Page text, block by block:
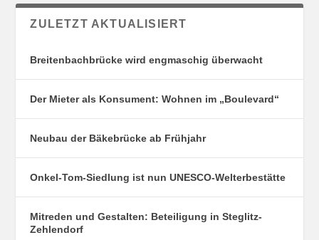
ZULETZT AKTUALISIERT
Breitenbachbrücke wird engmaschig überwacht
Der Mieter als Konsument: Wohnen im „Boulevard“
Neubau der Bäkebrücke ab Frühjahr
Onkel-Tom-Siedlung ist nun UNESCO-Welterbestätte
Mitreden und Gestalten: Beteiligung in Steglitz-
Zehlendorf